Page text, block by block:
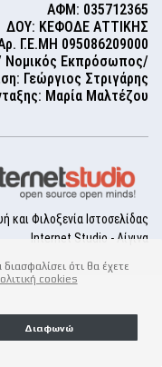
ότι θα έχετε
cookies
Διαφωνώ
ΑΦΜ: 035712365
ΔΟΥ: ΚΕΦΟΔΕ ΑΤΤΙΚΗΣ
Γ.Ε.ΜΗ 095086209000
/ Νομικός Εκπρόσωπος/
Γεώργιος Στριγάρης
Μαρία Μαλτέζου
και Φιλοξενία Ιστοσελίδας
Internet Studio - Αίγινα